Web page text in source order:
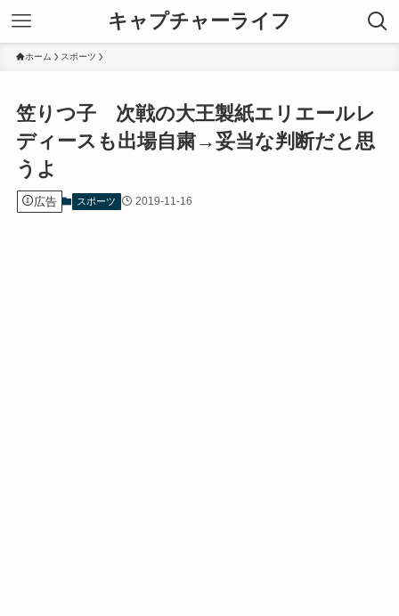
キャプチャーライフ
ホーム スポーツ
笠りつ子 次戦の大王製紙エリエールレ
ディースも出場自粛→妥当な判断だと思
うよ
広告 スポーツ 2019-11-16